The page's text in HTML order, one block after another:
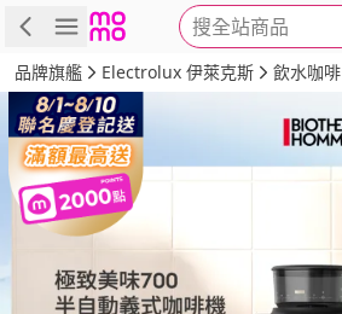
搜全站商品
商品 評價 詳情
品牌旗艦 Electrolux 伊萊克斯 飲水咖啡